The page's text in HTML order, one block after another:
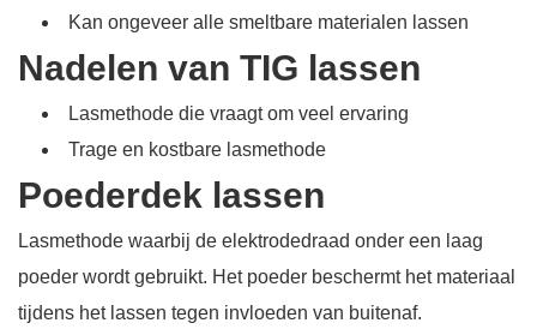
Kan ongeveer alle smeltbare materialen lassen
Nadelen van TIG lassen
Lasmethode die vraagt om veel ervaring
Trage en kostbare lasmethode
Poederdek lassen
Lasmethode waarbij de elektrodedraad onder een laag
poeder wordt gebruikt. Het poeder beschermt het materiaal
tijdens het lassen tegen invloeden van buitenaf.